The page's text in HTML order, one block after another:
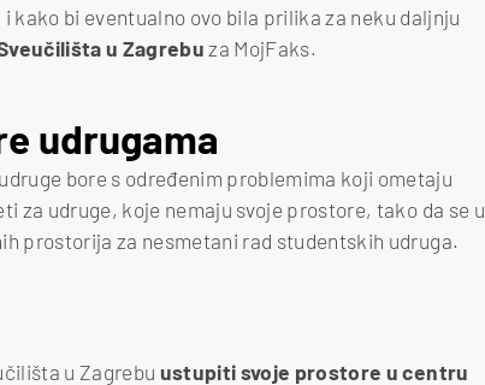
kako bi eventualno ovo bila prilika za neku daljnju
u Zagrebu za MojFaks.
udrugama
bore s određenim problemima koji ometaju
za udruge, koje nemaju svoje prostore, tako da se u
prostorija za nesmetani rad studentskih udruga.
u Zagrebu ustupiti svoje prostore u centru